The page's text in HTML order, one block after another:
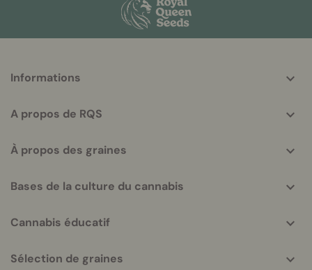
helpful
Informations
A propos de RQS
À propos des graines
Bases de la culture du cannabis
Cannabis éducatif
Sélection de graines